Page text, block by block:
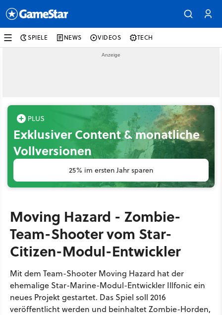
SPIELE NEWS VIDEOS TECH
Exklusiver Content & monatliche
Vollversionen
25% im ersten Jahr sparen
Moving Hazard - Zombie-
Team-Shooter vom Star-
Citizen-Modul-Entwickler
Mit dem Team-Shooter Moving Hazard hat der
ehemalige Star-Marine-Modul-Entwickler Illfonic ein
neues Projekt gestartet. Das Spiel soll 2016
veröffentlicht werden und beinhaltet Zombie-Horden,